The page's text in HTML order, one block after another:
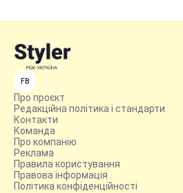
FB
Про проєкт
Редакційна політика і стандарти
Контакти
Команда
Про компанію
Реклама
Правила користування
Правова інформація
Політика конфіденційності